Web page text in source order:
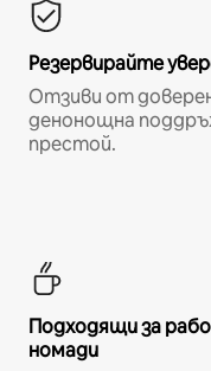
Резервирайте
Отзиви от
денонощна
престой.
Подходящи за
номади